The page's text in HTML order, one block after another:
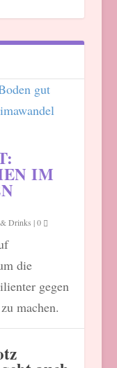
IM
Drinks |0
die
gegen
machen.